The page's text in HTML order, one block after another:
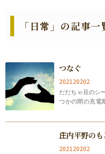
「日常」の記事一
つなぐ
202120202
だだちゃ豆のシ
つかの間の充電
が、今年は特に
庄内平野の
202120202